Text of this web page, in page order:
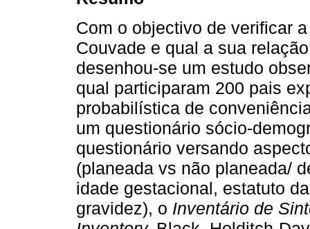
Com o objectivo de verificar
Couvade e qual a sua
desenhou-se um estudo
qual participaram 200 pais
probabilística de
um questionário sócio­-
questionário versando
(planeada vs não planeada/
idade gestacional, estatuto
gravidez), o Inventário de